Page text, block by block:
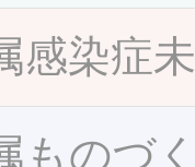
感染症
ものづ